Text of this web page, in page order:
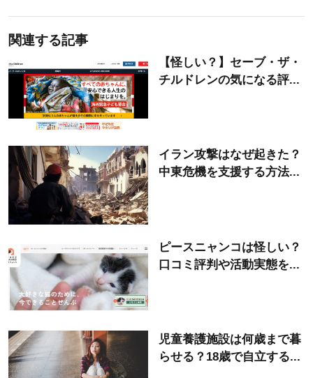
関連する記事
【怪しい？】セーブ・ザ・
チルドレンの気になる評...
イラン攻撃はなぜ起きた？
中東危機を支援する方法...
ピースニャンコは怪しい？
口コミ評判や活動実態を...
児童養護施設は何歳まで暮
らせる？18歳で自立する...